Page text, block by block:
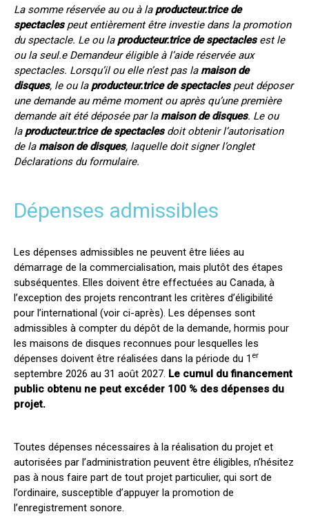
La somme réservée au ou à la producteur.trice de
spectaclespeut entièrement être investie dans la promotion
du spectacle. Le ou la producteur.trice de spectaclesest le
ou la seul.e Demandeur éligible à l’aide réservée aux
spectacles. Lorsqu’il ou elle n’est pas la maison de
disques, le ou la producteur.trice de spectacles peut déposer
une demande au même moment ou après qu’une première
demande ait été déposée par la maison de disques. Le ou
la producteur.trice de spectaclesdoit obtenir l’autorisation
de la maison de disques, laquelle doit signer l’onglet
Déclarations du formulaire.
Dépenses admissibles
Les dépenses admissibles ne peuvent être liées au
démarrage de la commercialisation, mais plutôt des étapes
subséquentes. Elles doivent être effectuées au Canada, à
l’exception des projets rencontrant les critères d’éligibilité
pour l’international (voir ci-après). Les dépenses sont
admissibles à compter du dépôt de la demande, hormis pour
les maisons de disques reconnues pour lesquelles les
dépenses doivent être réalisées dans la période du 1 er
septembre 2026 au 31 août 2027. Le cumul du financement
public obtenu ne peut excéder 100 % des dépenses du
projet.
Toutes dépenses nécessaires à la réalisation du projet et
autorisées par l’administration peuvent être éligibles, n’hésitez
pas à nous faire part de tout projet particulier, qui sort de
l’ordinaire, susceptible d’appuyer la promotion de
l’enregistrement sonore.